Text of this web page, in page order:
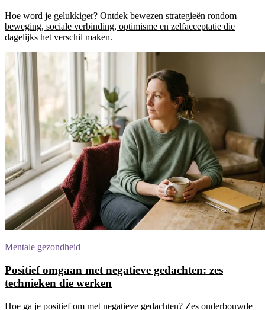
Hoe word je gelukkiger? Ontdek bewezen strategieën rondom
beweging, sociale verbinding, optimisme en zelfacceptatie die
dagelijks het verschil maken.
Mentale gezondheid
Positief omgaan met negatieve gedachten: zes
technieken die werken
Hoe ga je positief om met negatieve gedachten? Zes onderbouwde